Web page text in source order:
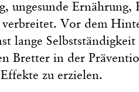
ungesunde Ernährung,
Vor dem
lange Selbstständigkeit
Bretter in der
zu erzielen.